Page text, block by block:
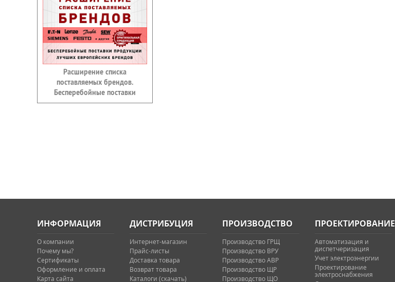
Расширение списка
поставляемых брендов.
Бесперебойные поставки
ИНФОРМАЦИЯ
О компании
Почему мы?
Сертификаты
Оформление и оплата
Карта сайта
ДИСТРИБУЦИЯ
Интернет-магазин
Прайс-листы
Доставка товара
Возврат товара
Каталоги (скачать)
ПРОИЗВОДСТВО
Производство ГРЩ
Производство ВРУ
Производство АВР
Производство ЩР
Производство ЩО
ПРОЕКТИРОВАНИЕ
Автоматизация и
диспетчеризация
Учет электроэнергии
Проектирование
электроснабжения